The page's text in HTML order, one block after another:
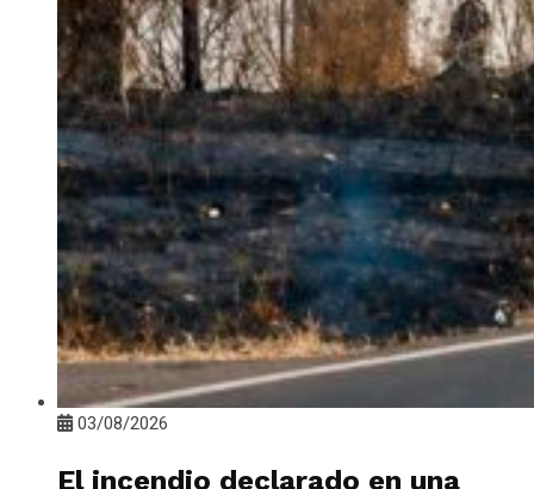
03/08/2026
El incendio declarado en una